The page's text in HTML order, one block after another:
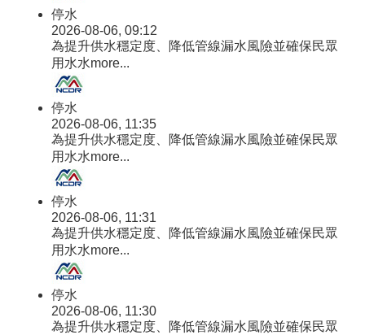
停水
2026-08-06, 09:12
為提升供水穩定度、降低管線漏水風險並確保民眾
用水水more...
停水
2026-08-06, 11:35
為提升供水穩定度、降低管線漏水風險並確保民眾
用水水more...
停水
2026-08-06, 11:31
為提升供水穩定度、降低管線漏水風險並確保民眾
用水水more...
停水
2026-08-06, 11:30
為提升供水穩定度、降低管線漏水風險並確保民眾